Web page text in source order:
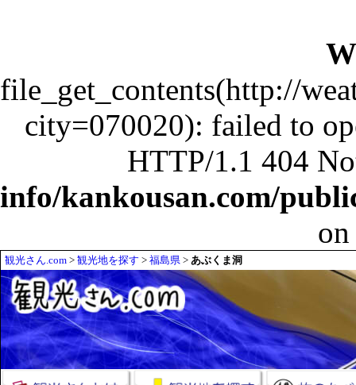
file_get_contents(http://
city=070020): failed to
HTTP/1.1 404
info/kankousan.com/
観光さん.com > 観光地を探す > 福島県 > あぶくま洞